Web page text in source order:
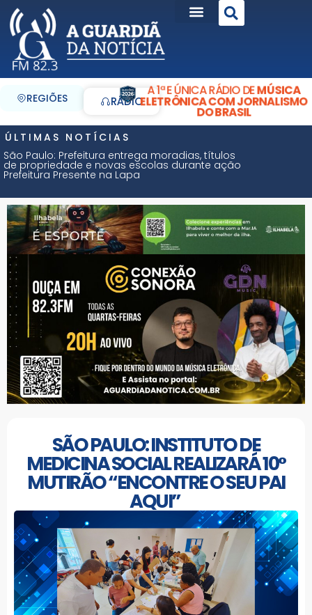
REGIÕES RÁDIO
A 1ª E ÚNICA RÁDIO DEMÚSICA
ELETRÔNICA COM JORNALISMO
DO BRASIL
ÚLTIMAS NOTÍCIAS
São Paulo: Prefeitura entrega moradias, títulos
de propriedade e novas escolas durante ação
Prefeitura Presente na Lapa
SÃO PAULO: INSTITUTO DE
MEDICINA SOCIAL REALIZARÁ 10°
MUTIRÃO “ENCONTRE O SEU PAI
AQUI”